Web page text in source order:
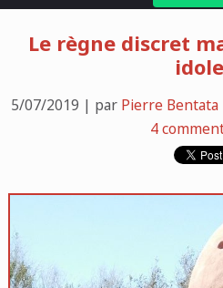
Le règne discret
5/07/2019 | par Pierre Bentata
4